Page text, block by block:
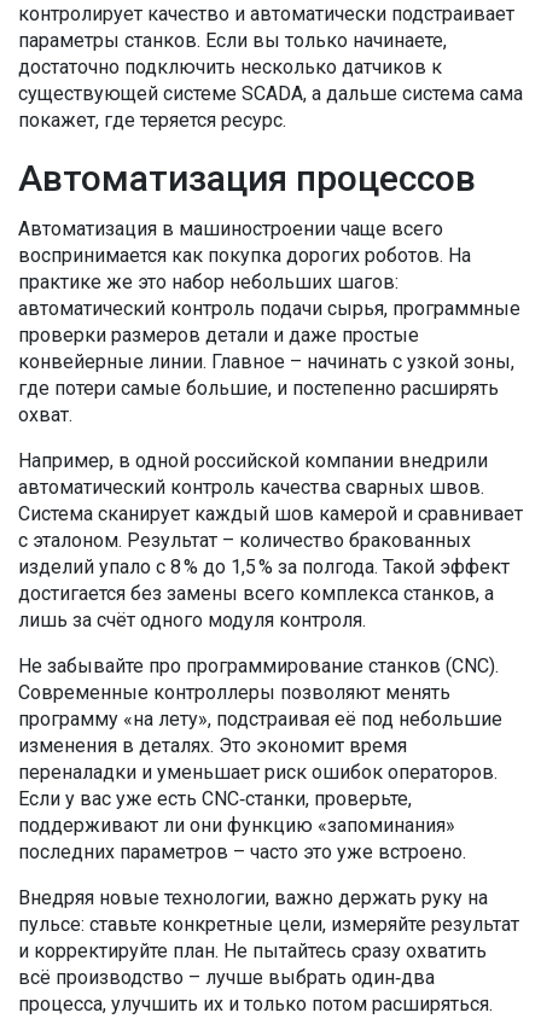
контролирует качество и автоматически подстраивает
параметры станков. Если вы только начинаете,
достаточно подключить несколько датчиков к
существующей системе SCADA, а дальше система сама
покажет, где теряется ресурс.
Автоматизация процессов
Автоматизация в машиностроении чаще всего
воспринимается как покупка дорогих роботов. На
практике же это набор небольших шагов:
автоматический контроль подачи сырья, программные
проверки размеров детали и даже простые
конвейерные линии. Главное – начинать с узкой зоны,
где потери самые большие, и постепенно расширять
охват.
Например, в одной российской компании внедрили
автоматический контроль качества сварных швов.
Система сканирует каждый шов камерой и сравнивает
с эталоном. Результат – количество бракованных
изделий упало с 8 % до 1,5 % за полгода. Такой эффект
достигается без замены всего комплекса станков, а
лишь за счёт одного модуля контроля.
Не забывайте про программирование станков (CNC).
Современные контроллеры позволяют менять
программу «на лету», подстраивая её под небольшие
изменения в деталях. Это экономит время
переналадки и уменьшает риск ошибок операторов.
Если у вас уже есть CNC‑станки, проверьте,
поддерживают ли они функцию «запоминания»
последних параметров – часто это уже встроено.
Внедряя новые технологии, важно держать руку на
пульсе: ставьте конкретные цели, измеряйте результат
и корректируйте план. Не пытайтесь сразу охватить
всё производство – лучше выбрать один‑два
процесса, улучшить их и только потом расширяться.